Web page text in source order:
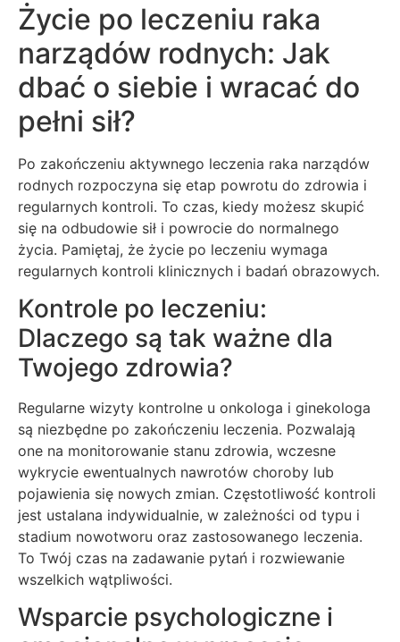
Życie po leczeniu raka
narządów rodnych: Jak
dbać o siebie i wracać do
pełni sił?
Po zakończeniu aktywnego leczenia raka narządów
rodnych rozpoczyna się etap powrotu do zdrowia i
regularnych kontroli. To czas, kiedy możesz skupić
się na odbudowie sił i powrocie do normalnego
życia. Pamiętaj, że życie po leczeniu wymaga
regularnych kontroli klinicznych i badań obrazowych.
Kontrole po leczeniu:
Dlaczego są tak ważne dla
Twojego zdrowia?
Regularne wizyty kontrolne u onkologa i ginekologa
są niezbędne po zakończeniu leczenia. Pozwalają
one na monitorowanie stanu zdrowia, wczesne
wykrycie ewentualnych nawrotów choroby lub
pojawienia się nowych zmian. Częstotliwość kontroli
jest ustalana indywidualnie, w zależności od typu i
stadium nowotworu oraz zastosowanego leczenia.
To Twój czas na zadawanie pytań i rozwiewanie
wszelkich wątpliwości.
Wsparcie psychologiczne i